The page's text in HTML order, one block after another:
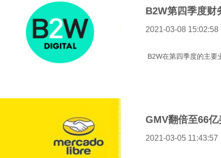
B2W第四季度财
2021-03-08 15:02:58
B2W在第四季度的主
GMV翻倍至66
2021-03-05 11:43:57